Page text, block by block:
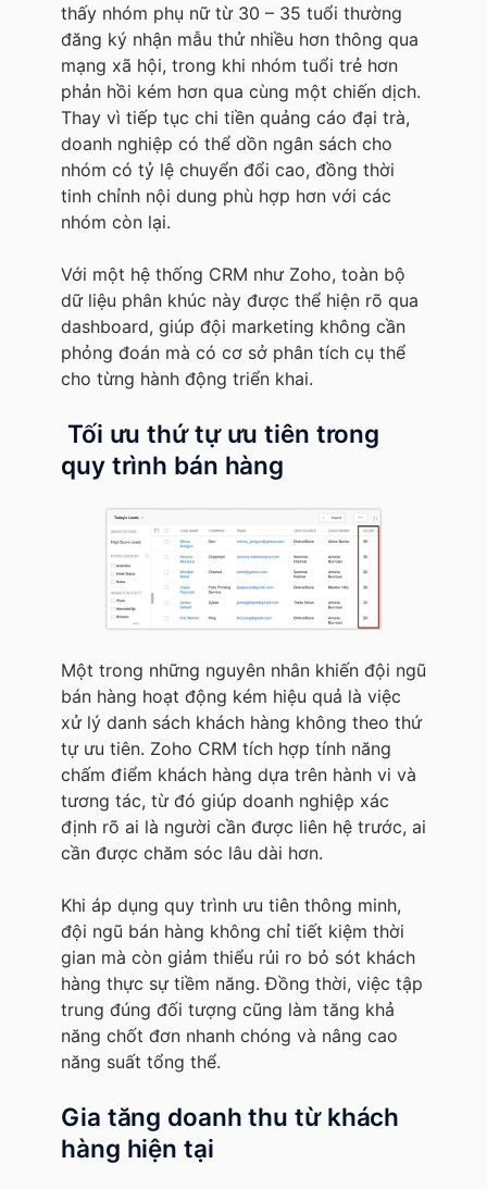
thấy nhóm phụ nữ từ 30 – 35 tuổi thường
đăng ký nhận mẫu thử nhiều hơn thông qua
mạng xã hội, trong khi nhóm tuổi trẻ hơn
phản hồi kém hơn qua cùng một chiến dịch.
Thay vì tiếp tục chi tiền quảng cáo đại trà,
doanh nghiệp có thể dồn ngân sách cho
nhóm có tỷ lệ chuyển đổi cao, đồng thời
tinh chỉnh nội dung phù hợp hơn với các
nhóm còn lại.
Với một hệ thống CRM như Zoho, toàn bộ
dữ liệu phân khúc này được thể hiện rõ qua
dashboard, giúp đội marketing không cần
phỏng đoán mà có cơ sở phân tích cụ thể
cho từng hành động triển khai.
Tối ưu thứ tự ưu tiên trong
quy trình bán hàng
Một trong những nguyên nhân khiến đội ngũ
bán hàng hoạt động kém hiệu quả là việc
xử lý danh sách khách hàng không theo thứ
tự ưu tiên. Zoho CRM tích hợp tính năng
chấm điểm khách hàng dựa trên hành vi và
tương tác, từ đó giúp doanh nghiệp xác
định rõ ai là người cần được liên hệ trước, ai
cần được chăm sóc lâu dài hơn.
Khi áp dụng quy trình ưu tiên thông minh,
đội ngũ bán hàng không chỉ tiết kiệm thời
gian mà còn giảm thiểu rủi ro bỏ sót khách
hàng thực sự tiềm năng. Đồng thời, việc tập
trung đúng đối tượng cũng làm tăng khả
năng chốt đơn nhanh chóng và nâng cao
năng suất tổng thể.
Gia tăng doanh thu từ khách
hàng hiện tại